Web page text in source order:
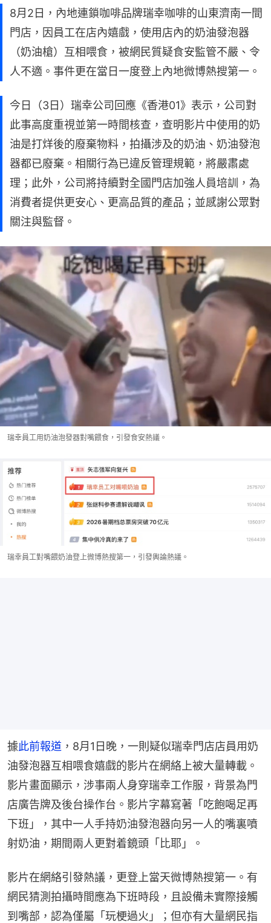
8月2日，內地連鎖咖啡品牌瑞幸咖啡的山東濟南一間
門店，因員工在店內嬉戲，使用店內的奶油發泡器
（奶油槍）互相喂食，被網民質疑食安監管不嚴、令
人不適。事件更在當日一度登上內地微博熱搜第一。
今日（3日）瑞幸公司回應《香港01》表示，公司對
此事高度重視並第一時間核查，查明影片中使用的奶
油是打烊後的廢棄物料，拍攝涉及的奶油、奶油發泡
器都已廢棄。相關行為已違反管理規範，將嚴肅處
理；此外，公司將持續對全國門店加強人員培訓，為
消費者提供更安心、更高品質的產品；並感謝公眾對
關注與監督。
瑞幸員工用奶油泡發器對嘴餵食，引發食安熱議。
瑞幸員工對嘴餵奶油登上微博熱搜第一，引發輿論熱議。
據此前報道 ，8月1日晚，一則疑似瑞幸門店店員用奶
油發泡器互相喂食嬉戲的影片在網絡上被大量轉載。
影片畫面顯示，涉事兩人身穿瑞幸工作服，背景為門
店廣告牌及後台操作台。影片字幕寫著「吃飽喝足再
下班」，其中一人手持奶油發泡器向另一人的嘴裏噴
射奶油，期間兩人更對着鏡頭「比耶」。
影片在網絡引發熱議，更登上當天微博熱搜第一。有
網民猜測拍攝時間應為下班時段，且設備未實際接觸
到嘴部，認為僅屬「玩梗過火」；但亦有大量網民指